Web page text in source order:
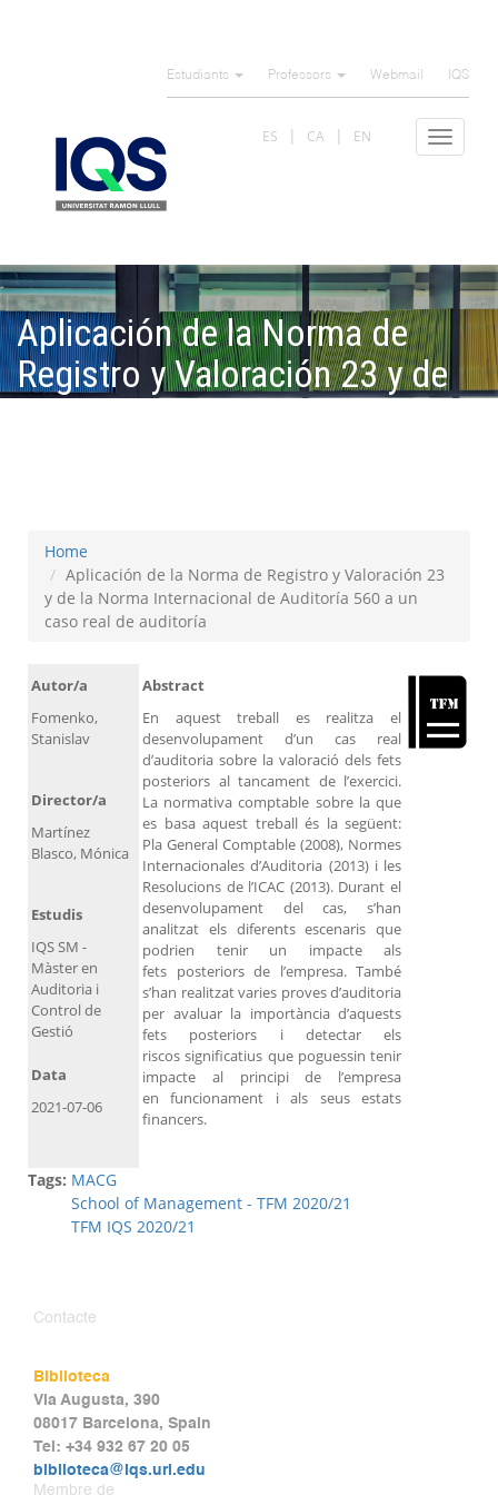
Estudiants Professors Webmail IQS
Toggle
ES CA EN
Aplicación de la Norma de
Registro y Valoración 23 y de
Home
Aplicación de la Norma de Registro y Valoración 23
y de la Norma Internacional de Auditoría 560 a un
caso real de auditoría
Autor/a
Fomenko,
Stanislav
Abstract
En aquest treball es realitza el
desenvolupament d’un cas real
d’auditoria sobre la valoració dels fets
posteriors al tancament de l’exercici.
La normativa comptable sobre la que
es basa aquest treball és la següent:
Pla General Comptable (2008), Normes
Internacionales d’Auditoria (2013) i les
Resolucions de l’ICAC (2013). Durant el
desenvolupament del cas, s’han
analitzat els diferents escenaris que
podrien tenir un impacte als
fets posteriors de l’empresa. També
s’han realitzat varies proves d’auditoria
per avaluar la importància d’aquests
fets posteriors i detectar els
riscos significatius que poguessin tenir
impacte al principi de l’empresa
en funcionament i als seus estats
financers.
Director/a
Martínez
Blasco, Mónica
Estudis
IQS SM -
Màster en
Auditoria i
Control de
Gestió
Data
2021-07-06
Tags: MACG
School of Management - TFM 2020/21
TFM IQS 2020/21
Contacte
Biblioteca
Via Augusta, 390
08017 Barcelona, Spain
Tel: +34 932 67 20 05
biblioteca@iqs.url.edu
Membre de